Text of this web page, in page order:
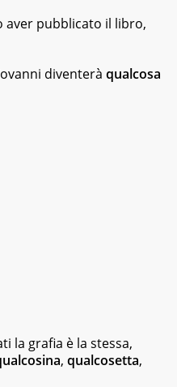
aver pubblicato il libro,
diventerà qualcosa
la grafia è la stessa,
, qualcosetta,